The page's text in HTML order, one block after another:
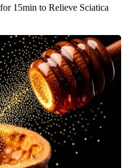
15min to Relieve Sciatica